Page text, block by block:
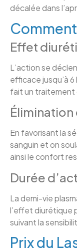
décalée dans
Effet
L’action se
efficace jusqu’à
fait un traitement
En favorisant la
sanguin et on
ainsi le confort
Durée
La demi-vie
l’effet diurétique
suivant la
Prix du